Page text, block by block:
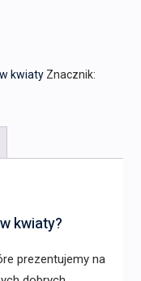
kwiaty Znacznik:
kwiaty?
prezentujemy na